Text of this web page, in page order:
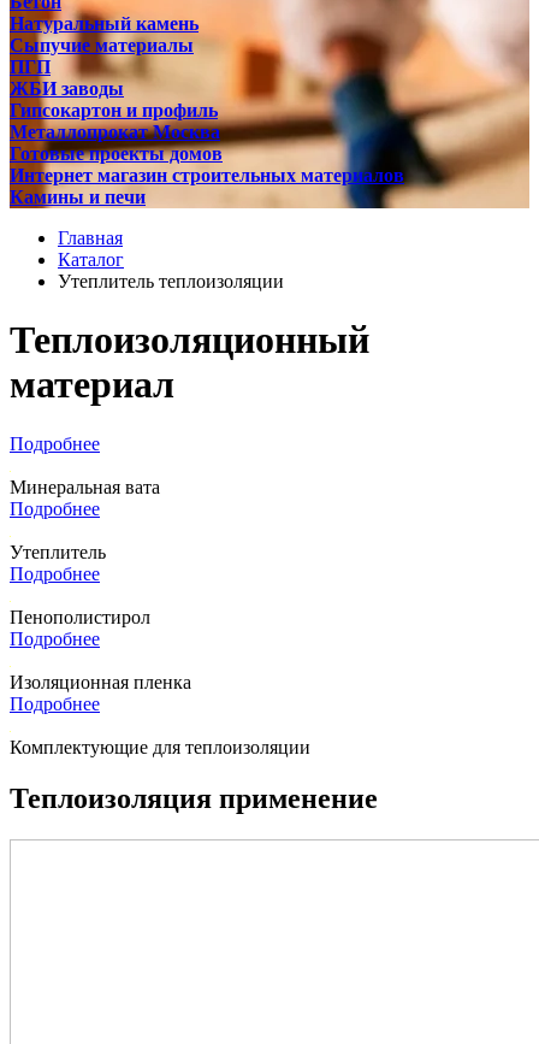
Натуральный камень
Сыпучие материалы
ПГП
ЖБИ заводы
Гипсокартон и профиль
Металлопрокат Москва
Готовые проекты домов
Интернет магазин строительных материалов
Камины и печи
Главная
Каталог
Утеплитель теплоизоляции
Теплоизоляционный
материал
Подробнее
Минеральная вата
Подробнее
Утеплитель
Подробнее
Пенополистирол
Подробнее
Изоляционная пленка
Подробнее
Комплектующие для теплоизоляции
Теплоизоляция применение